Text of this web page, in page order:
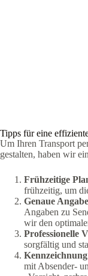
Tipps für eine
Um Ihren Transport
gestalten, haben wir
Frühzeitige
frühzeitig, um
Genaue
Angaben zu
wir den
Professionelle
sorgfältig und
Kennzeichnung
mit Absender-